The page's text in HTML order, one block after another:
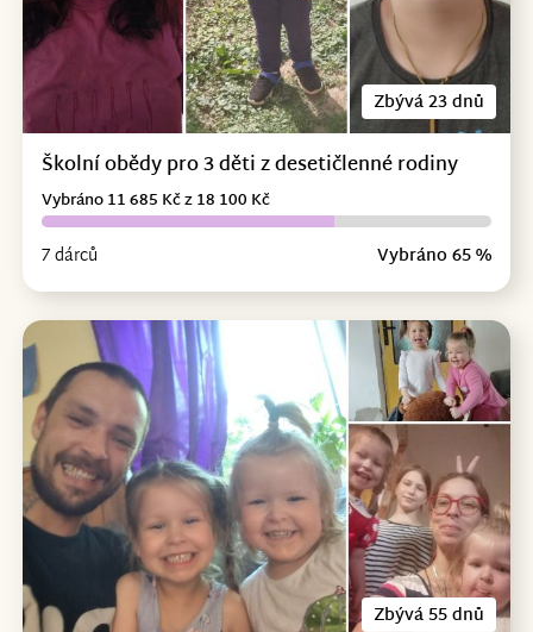
Zbývá 23 dnů
Školní obědy pro 3 děti z desetičlenné rodiny
7 dárců Vybráno 65 %
Vybráno 11 685 Kč z 18 100 Kč
Zbývá 55 dnů